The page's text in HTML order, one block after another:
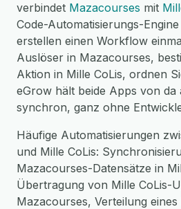
verbindet Mazacourses mit
Code-Automatisierungs-
erstellen einen Workflow
Auslöser in Mazacourses,
Aktion in Mille CoLis, ordnen
eGrow hält beide Apps von da
synchron, ganz ohne
Häufige Automatisierungen
und Mille CoLis:
Mazacourses-Datensätze in
Übertragung von Mille CoLis-
Mazacourses, Verteilung eines